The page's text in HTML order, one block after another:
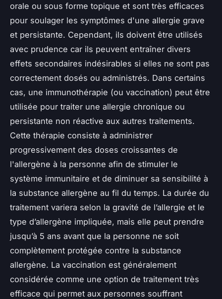
orale ou sous forme topique et sont très efficaces
pour soulager les symptômes d'une allergie grave
et persistante. Cependant, ils doivent être utilisés
avec prudence car ils peuvent entraîner divers
effets secondaires indésirables si elles ne sont pas
correctement dosés ou administrés. Dans certains
cas, une immunothérapie (ou vaccination) peut être
utilisée pour traiter une allergie chronique ou
persistante non réactive aux autres traitements.
Cette thérapie consiste à administrer
progressivement des doses croissantes de
l'allergène à la personne afin de stimuler le
système immunitaire et de diminuer sa sensibilité à
la substance allergène au fil du temps. La durée du
traitement variera selon la gravité de l’allergie et le
type d’allergène impliquée, mais elle peut prendre
jusqu’à 5 ans avant que la personne ne soit
complètement protégée contre la substance
allergène. La vaccination est généralement
considérée comme une option de traitement très
efficace qui permet aux personnes souffrant